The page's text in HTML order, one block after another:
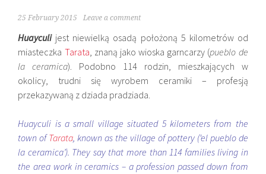
25 February 2015 Leave a comment
Huayculijest niewielką osadą położoną 5 kilometrów od
miasteczka Tarata, znaną jako wioska garncarzy (pueblo de
la ceramica). Podobno 114 rodzin, mieszkających w
okolicy, trudni się wyrobem ceramiki – profesją
przekazywaną z dziada pradziada.
Huayculi is a small village situated 5 kilometers from the
town ofTarata, known as the village of pottery (‘el pueblo de
la ceramica’). They say that more than 114 families living in
the area work in ceramics – a profession passed down from